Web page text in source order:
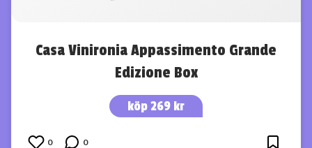
Casa Vinironia Appassimento Grande
Edizione Box
köp 269 kr
0 0